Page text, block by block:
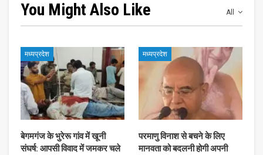
All
You Might Also Like
मध्यप्रदेश
बेगमगंज के भुरेरू गांव में खूनी
संघर्ष: आपसी विवाद में जमकर चले
मध्यप्रदेश
परमाणु विनाश से बचने के लिए
मानवता को बदलनी होगी अपनी